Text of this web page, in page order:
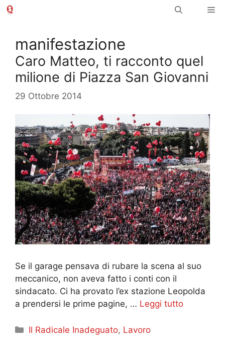
Vai
manifestazione
Caro Matteo, ti racconto quel
milione di Piazza San Giovanni
29 Ottobre 2014
Se il garage pensava di rubare la scena al suo
meccanico, non aveva fatto i conti con il
sindacato. Ci ha provato l’ex stazione Leopolda
a prendersi le prime pagine, … Leggi tutto
Categorie
Il Radicale Inadeguato, Lavoro